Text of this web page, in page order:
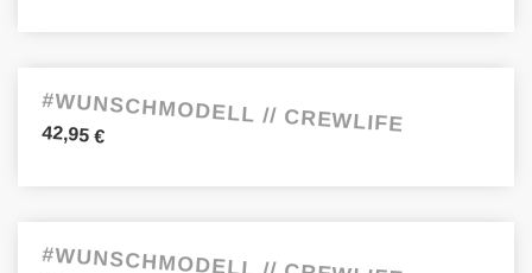
#WUNSCHMODELL // CREWLIFE
42,95€